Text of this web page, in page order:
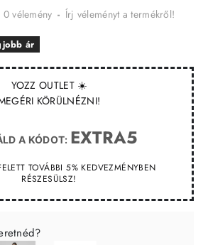
YOZZ OUTLET ☀️
KÖRÜLNÉZNI!
A KÓDOT: EXTRA5
TOVÁBBI 5% KEDVEZMÉNYBEN
RÉSZESÜLSZ!
ár
0 vélemény - Írj véleményt a termékről!